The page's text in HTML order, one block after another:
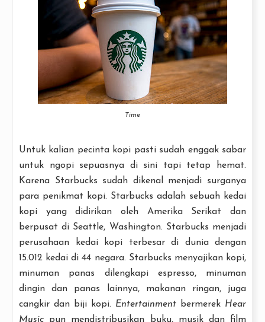
Time
Untuk kalian pecinta kopi pasti sudah enggak sabar
untuk ngopi sepuasnya di sini tapi tetap hemat.
Karena Starbucks sudah dikenal menjadi surganya
para penikmat kopi. Starbucks adalah sebuah kedai
kopi yang didirikan oleh Amerika Serikat dan
berpusat di Seattle, Washington. Starbucks menjadi
perusahaan kedai kopi terbesar di dunia dengan
15.012 kedai di 44 negara. Starbucks menyajikan kopi,
minuman panas dilengkapi espresso, minuman
dingin dan panas lainnya, makanan ringan, juga
cangkir dan biji kopi. Entertainment bermerek Hear
Music pun mendistribusikan buku, musik dan film